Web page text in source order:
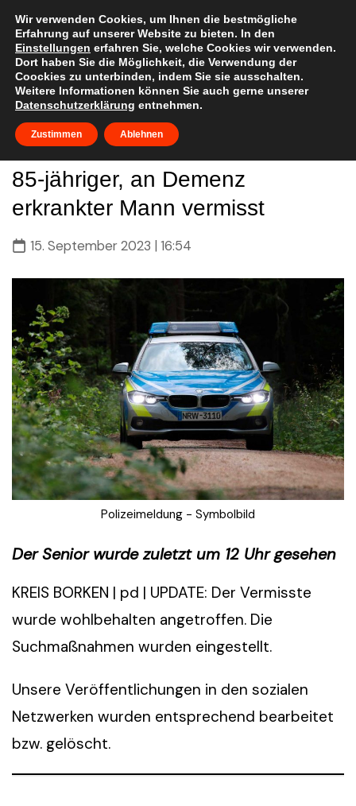
content
85-jähriger, an Demenz
erkrankter Mann vermisst
15. September 2023 | 16:54
Polizeimeldung - Symbolbild
Der Senior wurde zuletzt um 12 Uhr gesehen
KREIS BORKEN | pd | UPDATE: Der Vermisste
wurde wohlbehalten angetroffen. Die
Suchmaßnahmen wurden eingestellt.
Unsere Veröffentlichungen in den sozialen
Netzwerken wurden entsprechend bearbeitet
bzw. gelöscht.
Wir verwenden Cookies, um Ihnen die bestmögliche
Erfahrung auf unserer Website zu bieten. In den
Einstellungen erfahren Sie, welche Cookies wir verwenden.
Dort haben Sie die Möglichkeit, die Verwendung der
Coockies zu unterbinden, indem Sie sie ausschalten.
Weitere Informationen können Sie auch gerne unserer
Datenschutzerklärung entnehmen.
Zustimmen Ablehnen